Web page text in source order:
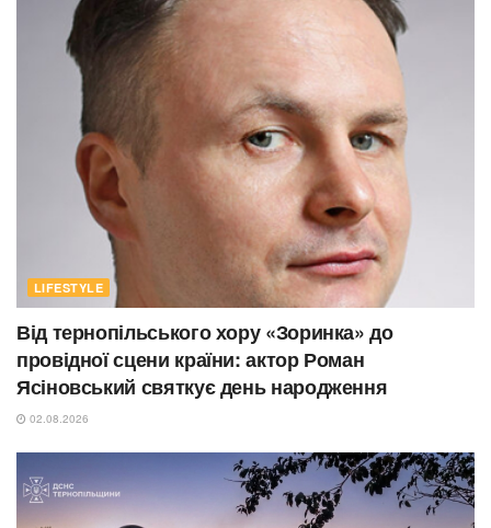
LIFESTYLE
Від тернопільського хору «Зоринка» до
провідної сцени країни: актор Роман
Ясіновський святкує день народження
02.08.2026